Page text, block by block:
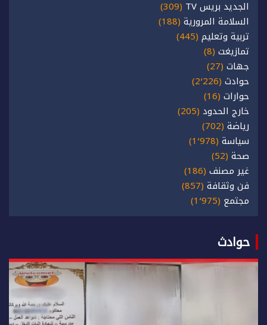
الجديد بريس TV
(309)
السلامة المرورية (188)
تربية وتعليم (445)
تمازيغت (8)
جهات (27)
حوادث (2٬226)
حوارات (16)
خارج الحدود (205)
رياضة (702)
سياسة (1٬978)
صحة (52)
غير مصنف (186)
فن وثقافة (857)
مجتمع (1٬975)
حوادث